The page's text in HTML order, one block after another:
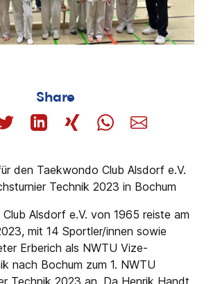
Share
den Taekwondo Club Alsdorf e.V.
Technik 2023 in Bochum
Alsdorf e.V. von 1965 reiste am
mit 14 Sportler/innen sowie
Erberich als NWTU Vize-
nach Bochum zum 1. NWTU
Technik 2023 an. Da Henrik Handt